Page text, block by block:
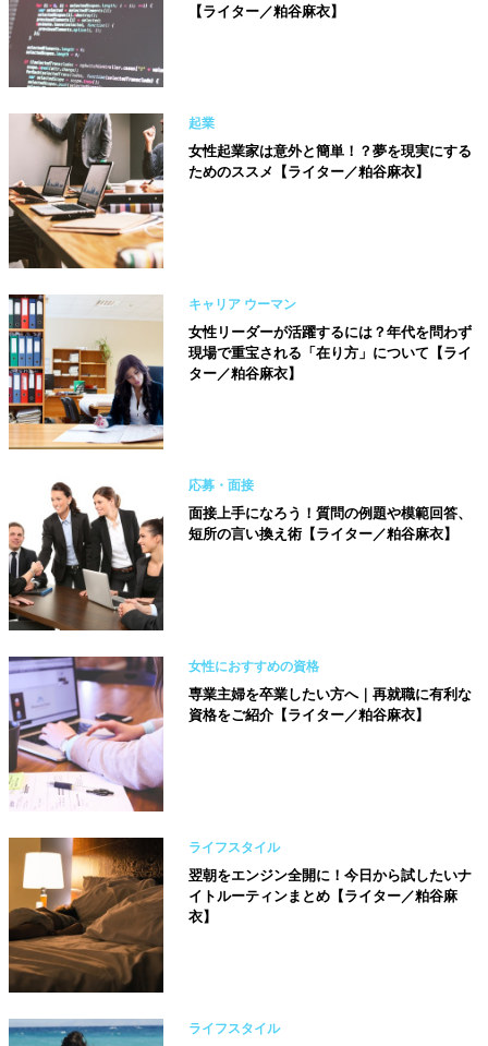
【ライター／粕谷麻衣】
起業
女性起業家は意外と簡単！？夢を現実にする
ためのススメ【ライター／粕谷麻衣】
キャリア ウーマン
女性リーダーが活躍するには？年代を問わず
現場で重宝される「在り方」について【ライ
ター／粕谷麻衣】
応募・面接
面接上手になろう！質問の例題や模範回答、
短所の言い換え術【ライター／粕谷麻衣】
女性におすすめの資格
専業主婦を卒業したい方へ｜再就職に有利な
資格をご紹介【ライター／粕谷麻衣】
ライフスタイル
翌朝をエンジン全開に！今日から試したいナ
イトルーティンまとめ【ライター／粕谷麻
衣】
ライフスタイル